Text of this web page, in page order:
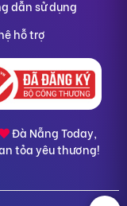
dẫn sử dụng
hỗ trợ
Đà Nẵng Today,
tỏa yêu thương!